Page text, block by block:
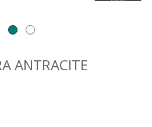
ANTRACITE